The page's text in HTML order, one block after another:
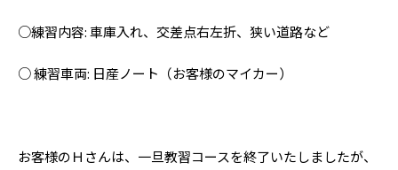
○練習内容: 車庫入れ、交差点右左折、狭い道路など
○ 練習車両: 日産ノート（お客様のマイカー）
お客様のＨさんは、一旦教習コースを終了いたしましたが、